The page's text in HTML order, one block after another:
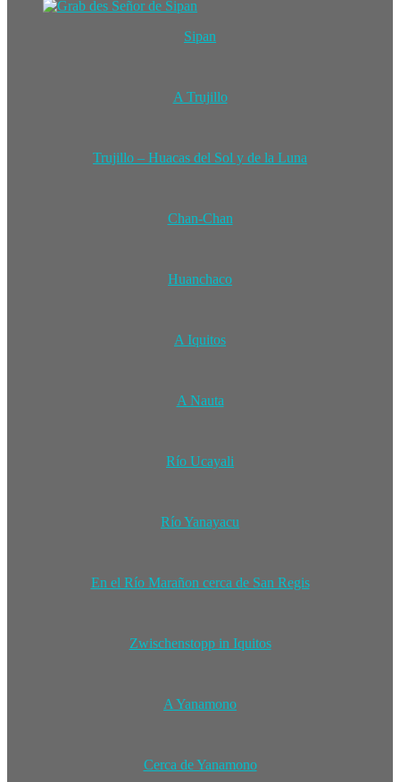
Sipan
A Trujillo
Trujillo – Huacas del Sol y de la Luna
Chan-Chan
Huanchaco
A Iquitos
A Nauta
Río Ucayali
Río Yanayacu
En el Río Marañon cerca de San Regis
Zwischenstopp in Iquitos
A Yanamono
Cerca de Yanamono